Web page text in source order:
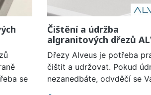
se
Čištění a údržba
algranitových dřezů
Dřezy Alveus je potřeba
čištit a udržovat. Pokud
nezanedbáte, odvděčí se